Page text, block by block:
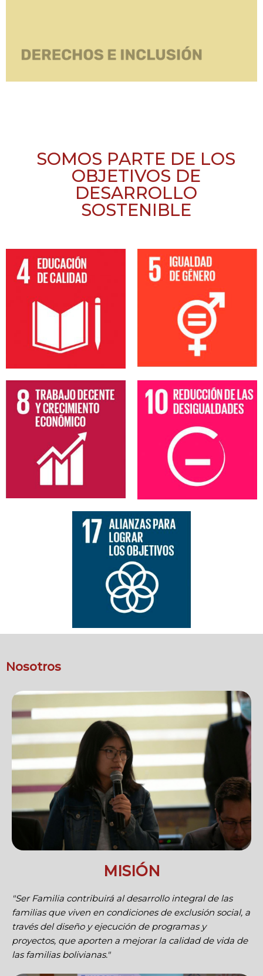
SOMOS PARTE DE LOS
OBJETIVOS DE
DESARROLLO
SOSTENIBLE
Nosotros
MISIÓN
"Ser Familia contribuirá al desarrollo integral de las
familias que viven en condiciones de exclusión social, a
través del diseño y ejecución de programas y
proyectos, que aporten a mejorar la calidad de vida de
las familias bolivianas."